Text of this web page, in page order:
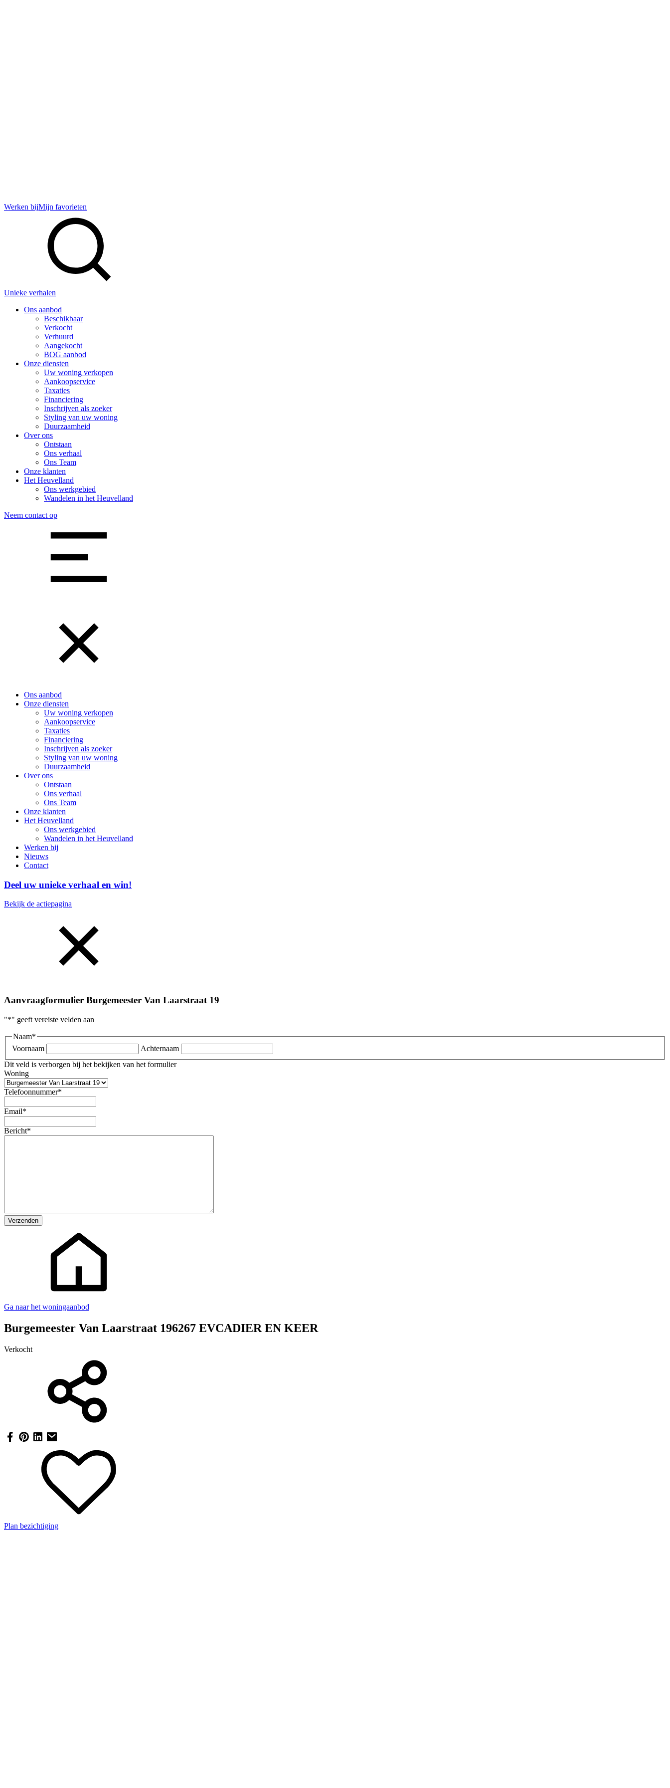
Werken bijMijn favorieten
Unieke verhalen
Ons aanbod
Beschikbaar
Verkocht
Verhuurd
Aangekocht
BOG aanbod
Onze diensten
Uw woning verkopen
Aankoopservice
Taxaties
Financiering
Inschrijven als zoeker
Styling van uw woning
Duurzaamheid
Over ons
Ontstaan
Ons verhaal
Ons Team
Onze klanten
Het Heuvelland
Ons werkgebied
Wandelen in het Heuvelland
Neem contact op
Ons aanbod
Onze diensten
Uw woning verkopen
Aankoopservice
Taxaties
Financiering
Inschrijven als zoeker
Styling van uw woning
Duurzaamheid
Over ons
Ontstaan
Ons verhaal
Ons Team
Onze klanten
Het Heuvelland
Ons werkgebied
Wandelen in het Heuvelland
Werken bij
Nieuws
Contact
Deel uw unieke verhaal en win!
Bekijk de actiepagina
Aanvraagformulier Burgemeester Van Laarstraat 19
"*" geeft vereiste velden aan
Naam*
Voornaam
Achternaam
Dit veld is verborgen bij het bekijken van het formulier
Woning
Telefoonnummer*
Email*
Bericht*
Ga naar het woningaanbod
Burgemeester Van Laarstraat 196267 EVCADIER EN KEER
Verkocht
Plan bezichtiging